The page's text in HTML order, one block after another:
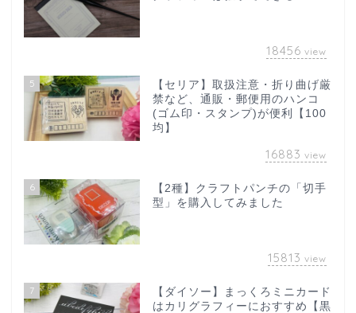
18456 view
5
【セリア】取扱注意・折り曲げ厳
禁など、通販・郵便用のハンコ
(ゴム印・スタンプ)が便利【100
均】
16883 view
6
【2種】クラフトパンチの「切手
型」を購入してみました
15813 view
7
【ダイソー】まっくろミニカード
はカリグラフィーにおすすめ【黒